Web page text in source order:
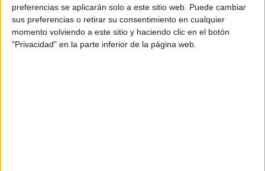
preferencias se aplicarán solo a este sitio web. Puede cambiar
sus preferencias o retirar su consentimiento en cualquier
momento volviendo a este sitio y haciendo clic en el botón
"Privacidad" en la parte inferior de la página web.
En España, a enero de 2024, existen 25.558 empresas
transportistas autorizadas para realizar esta actividad
internacional, con una flota de 133.867 vehículos pesados.